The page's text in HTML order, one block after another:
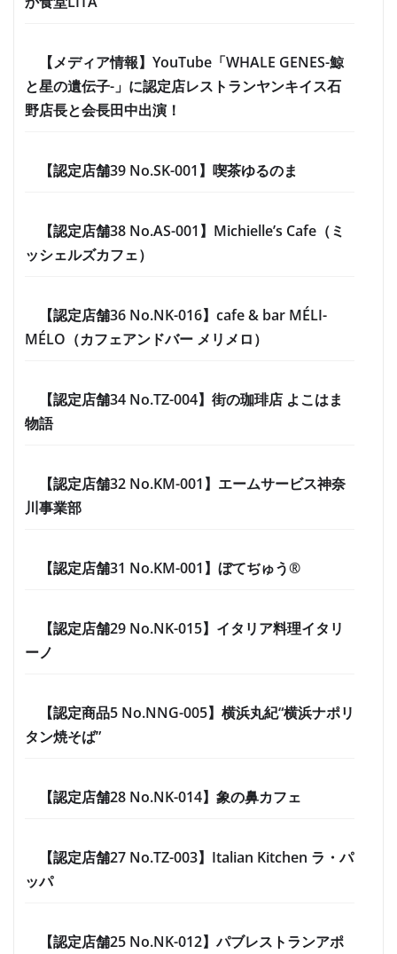
【メディア情報】YouTube「WHALE GENES-鯨
と星の遺伝子-」に認定店レストランヤンキイス石
野店長と会長田中出演！
【認定店舗39 No.SK-001】喫茶ゆるのま
【認定店舗38 No.AS-001】Michielle’s Cafe（ミ
ッシェルズカフェ）
【認定店舗36 No.NK-016】cafe & bar MÉLI-
MÉLO（カフェアンドバー メリメロ）
【認定店舗34 No.TZ-004】街の珈琲店 よこはま
物語
【認定店舗32 No.KM-001】エームサービス神奈
川事業部
【認定店舗31 No.KM-001】ぼてぢゅう®
【認定店舗29 No.NK-015】イタリア料理イタリ
ーノ
【認定商品5 No.NNG-005】横浜丸紀“横浜ナポリ
タン焼そば”
【認定店舗28 No.NK-014】象の鼻カフェ
【認定店舗27 No.TZ-003】Italian Kitchen ラ・パ
ッパ
【認定店舗25 No.NK-012】パブレストランアポ